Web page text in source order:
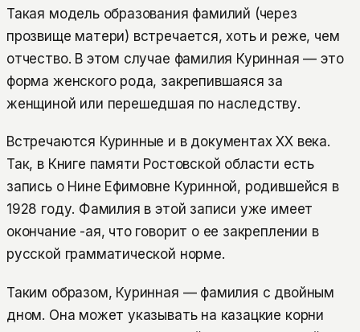
Такая модель образования фамилий (через
прозвище матери) встречается, хоть и реже, чем
отчество. В этом случае фамилия Куринная — это
форма женского рода, закрепившаяся за
женщиной или перешедшая по наследству.
Встречаются Куринные и в документах XX века.
Так, в Книге памяти Ростовской области есть
запись о Нине Ефимовне Куринной, родившейся в
1928 году. Фамилия в этой записи уже имеет
окончание -ая, что говорит о ее закреплении в
русской грамматической норме.
Таким образом, Куринная — фамилия с двойным
дном. Она может указывать на казацкие корни